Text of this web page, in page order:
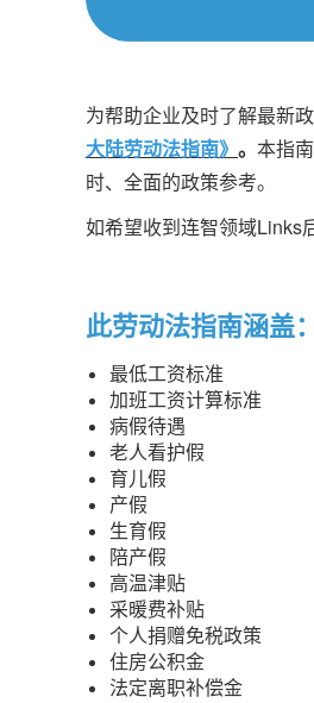
为帮助企业及时了解最新
大陆劳动法指南》 。 本指
时、全面的政策参考。
如希望收到连智领域Links
此劳动法指南涵盖：
最低工资标准
加班工资计算标准
病假待遇
老人看护假
育儿假
产假
生育假
陪产假
高温津贴
采暖费补贴
个人捐赠免税政策
住房公积金
法定离职补偿金